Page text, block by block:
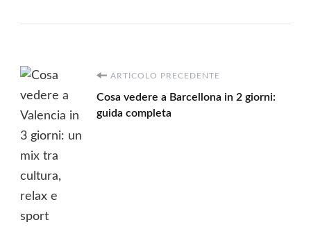
Navigazione
articoli
ARTICOLO PRECEDENTE
Cosa vedere a Barcellona in 2 giorni:
guida completa